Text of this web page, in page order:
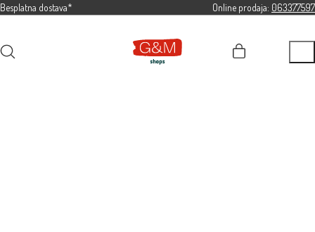
Besplatna dostava* Online prodaja: 063377597